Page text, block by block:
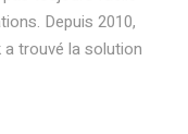
Depuis 2010,
trouvé la solution